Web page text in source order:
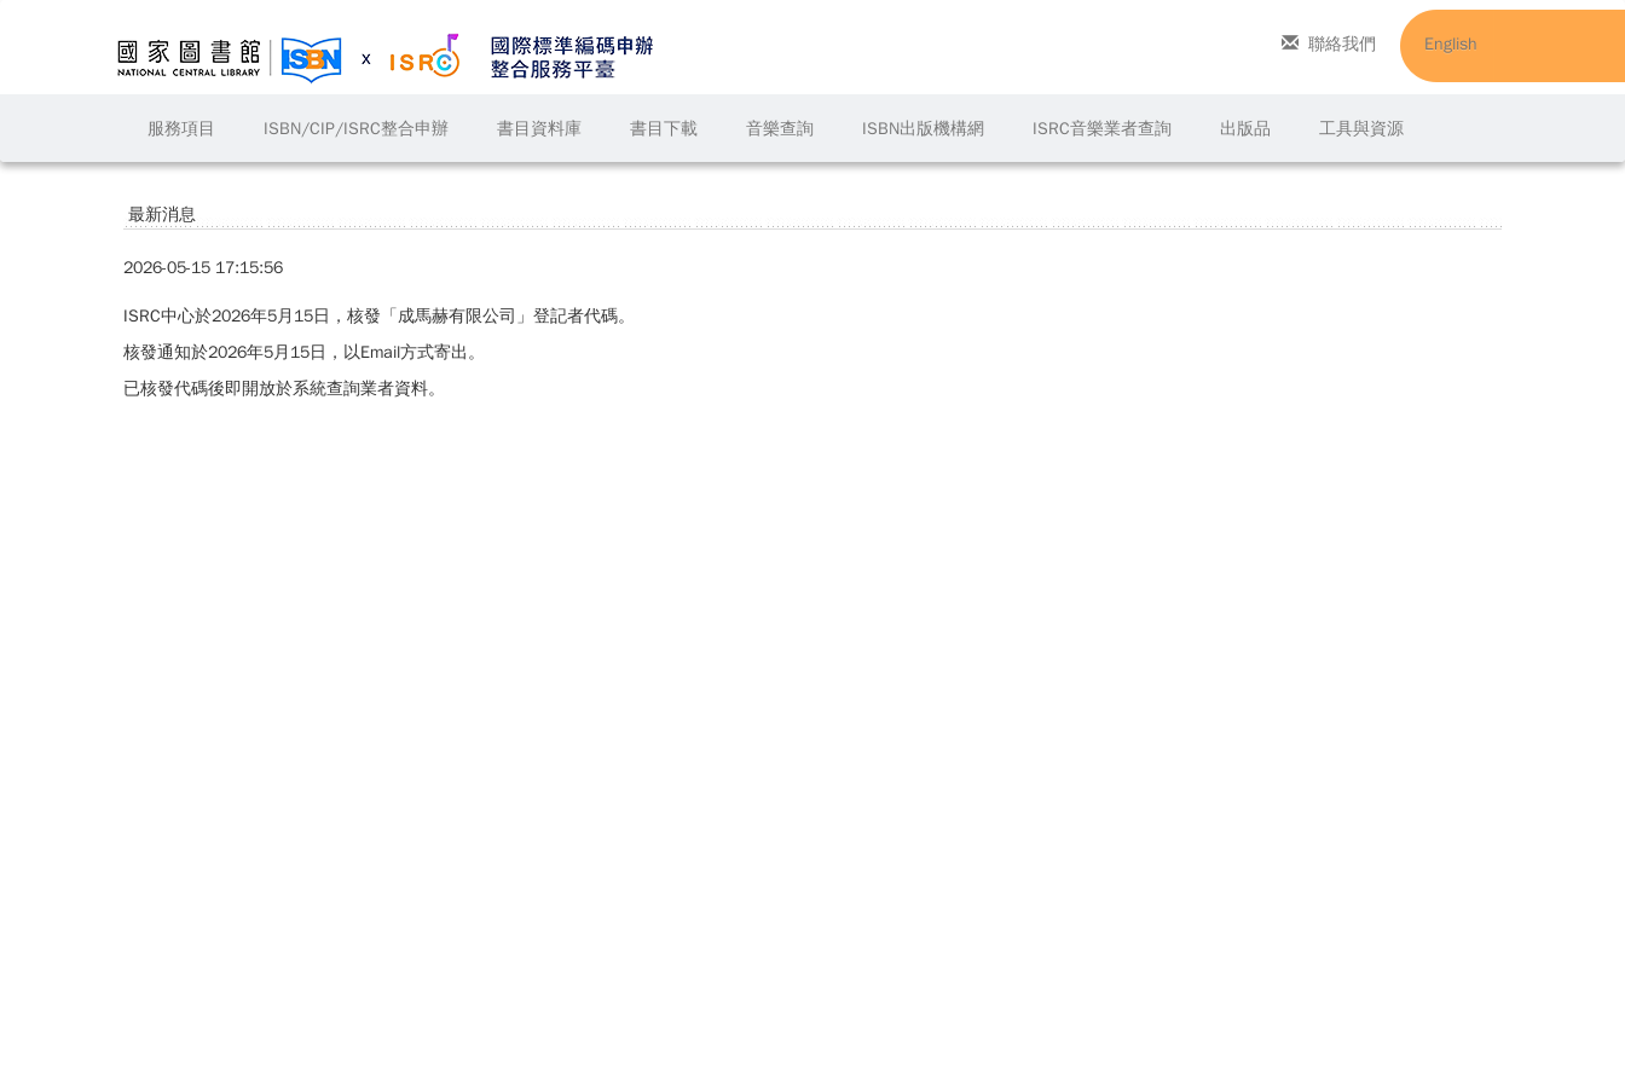
服務項目 ISBN/CIP/ISRC整合申辦 書目資料庫 書目下載 音樂查詢 ISBN出版機構網 ISRC音樂業者查詢 出版品 工具與資源
聯絡我們 English
最新消息
2026-05-15 17:15:56
ISRC中心於2026年5月 15日，核發「成馬赫有限公司」登記者代碼。
核發通知於2026年5月 15日，以Email方式寄出。
已核發代碼後即開放於系統查詢業者資料。